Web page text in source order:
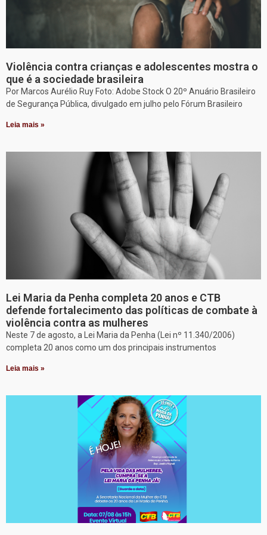
Violência contra crianças e adolescentes mostra o
que é a sociedade brasileira
Por Marcos Aurélio Ruy Foto: Adobe Stock O 20º Anuário Brasileiro
de Segurança Pública, divulgado em julho pelo Fórum Brasileiro
Leia mais »
Lei Maria da Penha completa 20 anos e CTB
defende fortalecimento das políticas de combate à
violência contra as mulheres
Neste 7 de agosto, a Lei Maria da Penha (Lei nº 11.340/2006)
completa 20 anos como um dos principais instrumentos
Leia mais »